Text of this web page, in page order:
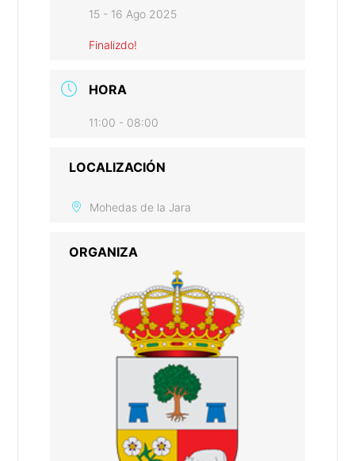
15 - 16 Ago 2025
Finalizdo!
HORA
11:00 - 08:00
LOCALIZACIÓN
Mohedas de la Jara
ORGANIZA